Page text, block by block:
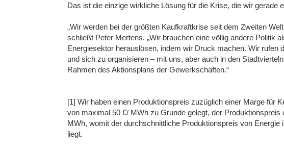
Das ist die einzige wirkliche Lösung für die Krise, die wir gerade
„Wir werden bei der größten Kaufkraftkrise seit dem Zweiten
schließt Peter Mertens. „Wir brauchen eine völlig andere Politik
Energiesektor herauslösen, indem wir Druck machen. Wir rufen
und sich zu organisieren – mit uns, aber auch in den
Rahmen des Aktionsplans der Gewerkschaften.“
[1] Wir haben einen Produktionspreis zuzüglich einer Marge für
von maximal 50 €/ MWh zu Grunde gelegt, der
MWh, womit der durchschnittliche Produktionspreis von Energie
liegt.